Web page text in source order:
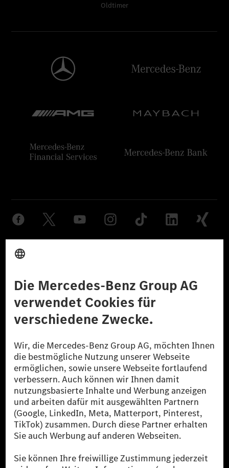
Oldtimer
© 2026 Mercedes-Benz Group AG. Alle Rechte vorbehalten.
reduzierte CO₂-Emissionen bei der Mercedes-Benz Group durch
zertifizierte Ausgleichsprojekte kompensiert werden.
[2] Renewable Charging ist ein integraler Bestandteil von MB.CHARGE
Public in Europa, den USA, Kanada und China. Sofern an der jeweiligen
Ladestation noch kein Strom aus erneuerbaren Energien vorliegt,
verwendet Renewable Charging Grünstromzertifikate*. Diese stellen
sicher, dass für Ladevorgänge über MB.CHARGE Public eine äquivalente
Strommenge aus erneuerbaren Energien ins Stromnetz eingespeist wird.
Sie stammen ausschließlich aus Wind- und Solarkraftanlagen, die jünger
als sechs Jahre sind.
* Inkl. EKOenergy Ökolabel
* Die angegebenen Werte wurden nach dem vorgeschriebenen
Messverfahren WLTP (Worldwide harmonised Light vehicles Test